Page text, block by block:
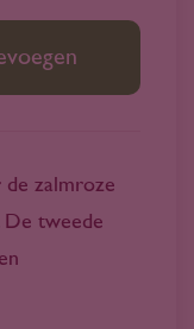
zalmroze
De tweede